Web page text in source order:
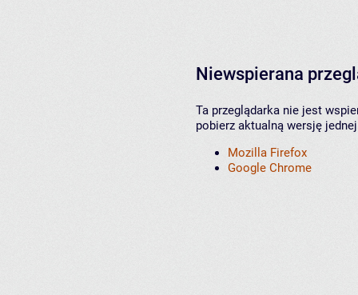
Niewspierana
Ta przeglądarka nie jest
pobierz aktualną wersję
Mozilla Firefox
Google Chrome